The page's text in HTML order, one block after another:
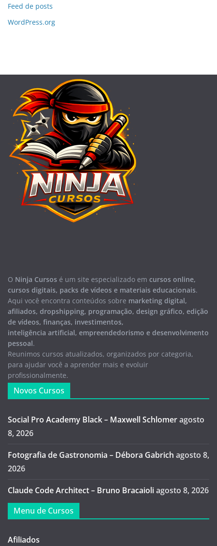
Feed de posts
WordPress.org
O Ninja Cursos é um site especializado em cursos online,
cursos digitais, packs de vídeos e materiais educacionais.
Aqui você encontra conteúdos sobre marketing digital,
afiliados, dropshipping, programação, design gráfico, edição
de vídeos, finanças, investimentos,
inteligência artificial, empreendedorismo e desenvolvimento
pessoal.
Reunimos cursos atualizados, organizados por categoria,
para ajudar você a aprender mais e evoluir
profissionalmente.
Novos Cursos
Social Pro Academy Black – Maxwell Schlomeragosto
8, 2026
Fotografia de Gastronomia – Débora Gabrich agosto 8,
2026
Claude Code Architect – Bruno Bracaioliagosto 8, 2026
Menu de Cursos
Afiliados